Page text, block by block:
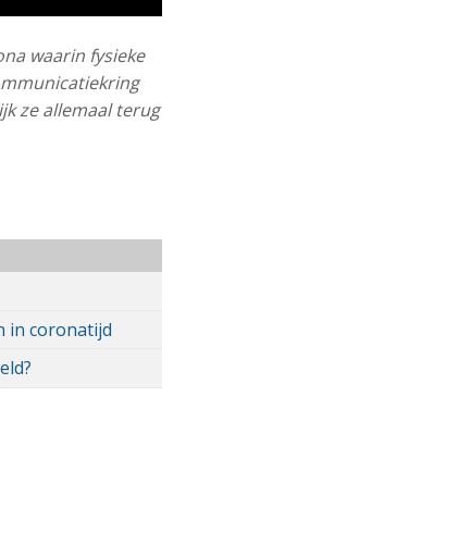
waarin fysieke
ze allemaal terug
in coronatijd